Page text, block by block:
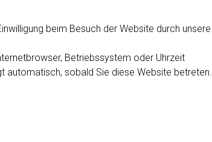
beim Besuch der Website durch unsere
Betriebssystem oder Uhrzeit
automatisch, sobald Sie diese Website betreten.